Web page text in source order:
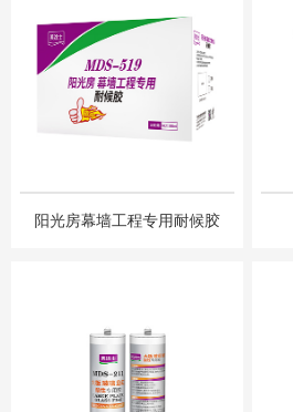
阳光房幕墙⼯程专⽤耐候胶